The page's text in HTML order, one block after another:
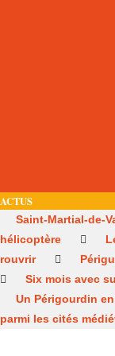
ACTUS
Saint-Martial-de-
hélicoptère
rouvrir
Six mois avec
Un Périgourdin
parmi les cités